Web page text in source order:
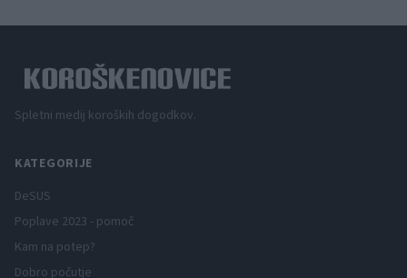
Spletni medij koroških dogodkov.
KATEGORIJE
DeSUS
Poplave 2023 - pomoč
Kam na potep?
Dobro počutje